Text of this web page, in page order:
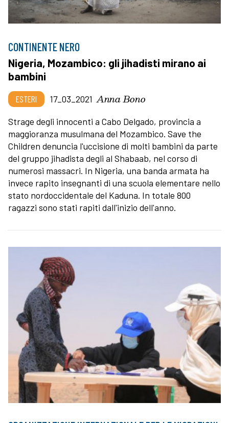
CONTINENTE NERO
Nigeria, Mozambico: gli jihadisti mirano ai
bambini
ESTERI 17_03_2021 Anna Bono
Strage degli innocenti a Cabo Delgado, provincia a
maggioranza musulmana del Mozambico. Save the
Children denuncia l'uccisione di molti bambini da parte
del gruppo jihadista degli al Shabaab, nel corso di
numerosi massacri. In Nigeria, una banda armata ha
invece rapito insegnanti di una scuola elementare nello
stato nordoccidentale del Kaduna. In totale 800
ragazzi sono stati rapiti dall'inizio dell'anno.